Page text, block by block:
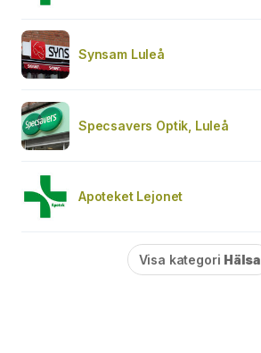
Synsam Luleå
Specsavers Optik, Luleå
Apoteket Lejonet
Visa kategori Hälsa